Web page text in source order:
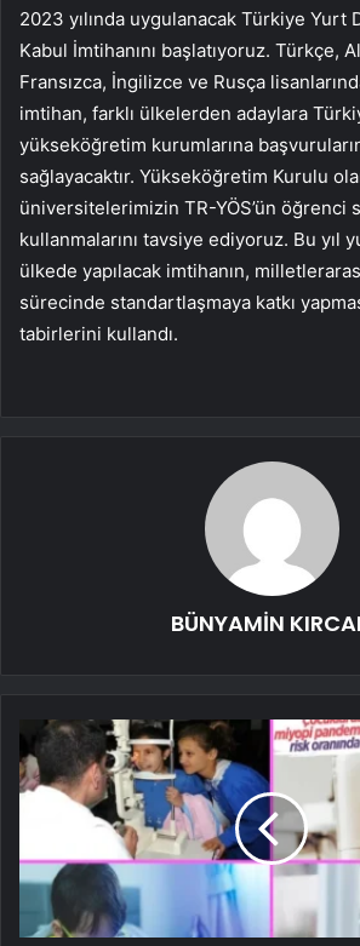
2023 yılında uygulanacak Türkiye Yurt
Kabul İmtihanını başlatıyoruz. Türkçe,
Fransızca, İngilizce ve Rusça
imtihan, farklı ülkelerden adaylara
yükseköğretim kurumlarına
sağlayacaktır. Yükseköğretim Kurulu
üniversitelerimizin TR-YÖS’ün öğrenci
kullanmalarını tavsiye ediyoruz. Bu yıl
ülkede yapılacak imtihanın,
sürecinde standartlaşmaya katkı
tabirlerini kullandı.
BÜNYAMİN